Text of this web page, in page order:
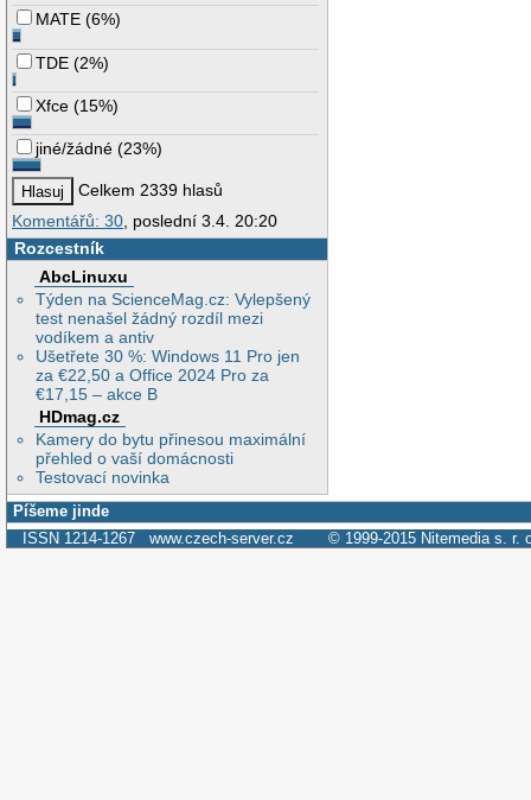
MATE (6%)
TDE (2%)
Xfce (15%)
jiné/žádné (23%)
Celkem 2339 hlasů
Komentářů: 30 , poslední 3.4. 20:20
Rozcestník
AbcLinuxu
Týden na ScienceMag.cz: Vylepšený
test nenašel žádný rozdíl mezi
vodíkem a antiv
Ušetřete 30 %: Windows 11 Pro jen
za €22,50 a Office 2024 Pro za
€17,15 – akce B
HDmag.cz
Kamery do bytu přinesou maximální
přehled o vaší domácnosti
Testovací novinka
Píšeme jinde
ISSN 1214-1267 www.czech-server.cz © 1999-2015 Nitemedia s. r.